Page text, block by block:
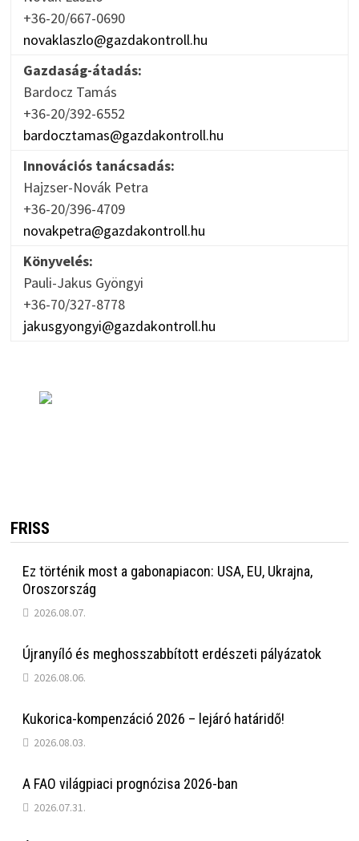
+36-20/667-0690
novaklaszlo@gazdakontroll.hu
Gazdaság-átadás:
Bardocz Tamás
+36-20/392-6552
bardocztamas@gazdakontroll.hu
Innovációs tanácsadás:
Hajzser-Novák Petra
+36-20/396-4709
novakpetra@gazdakontroll.hu
Könyvelés:
Pauli-Jakus Gyöngyi
+36-70/327-8778
jakusgyongyi@gazdakontroll.hu
FRISS
Ez történik most a gabonapiacon: USA, EU, Ukrajna,
Oroszország
2026.08.07.
Újranyíló és meghosszabbított erdészeti pályázatok
2026.08.06.
Kukorica-kompenzáció 2026 – lejáró határidő!
2026.08.03.
A FAO világpiaci prognózisa 2026-ban
2026.07.31.